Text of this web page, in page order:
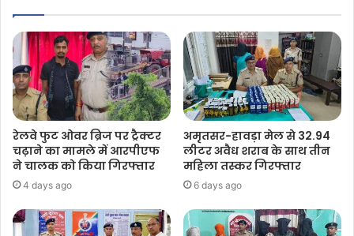
रेलवे फुट ओवर ब्रिज पर ट्रैक्टर
चढ़ाने का मामले में आरपीएफ
ने चालक को किया गिरफ्तार
4 days ago
अमृतसर-हावड़ा मेल से 32.94
लीटर अवैध शराब के साथ तीन
महिला तस्कर गिरफ्तार
6 days ago